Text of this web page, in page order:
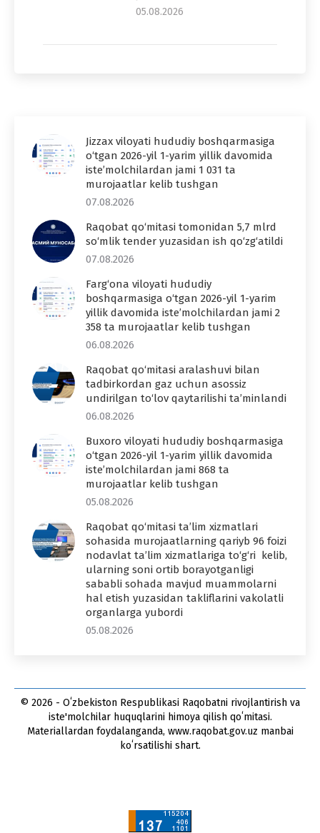
05.08.2026
Jizzax viloyati hududiy boshqarmasiga
o‘tgan 2026-yil 1-yarim yillik davomida
iste’molchilardan jami 1 031 ta
murojaatlar kelib tushgan
07.08.2026
Raqobat qo‘mitasi tomonidan 5,7 mlrd
so‘mlik tender yuzasidan ish qo‘zg‘atildi
07.08.2026
Farg‘ona viloyati hududiy
boshqarmasiga o‘tgan 2026-yil 1-yarim
yillik davomida iste’molchilardan jami 2
358 ta murojaatlar kelib tushgan
06.08.2026
Raqobat qo‘mitasi aralashuvi bilan
tadbirkordan gaz uchun asossiz
undirilgan to‘lov qaytarilishi ta’minlandi
06.08.2026
Buxoro viloyati hududiy boshqarmasiga
o‘tgan 2026-yil 1-yarim yillik davomida
iste’molchilardan jami 868 ta
murojaatlar kelib tushgan
05.08.2026
Raqobat qo‘mitasi ta’lim xizmatlari
sohasida murojaatlarning qariyb 96 foizi
nodavlat ta’lim xizmatlariga to‘g‘ri kelib,
ularning soni ortib borayotganligi
sababli sohada mavjud muammolarni
hal etish yuzasidan takliflarini vakolatli
organlarga yubordi
05.08.2026
© 2026 - Oʻzbekiston Respublikasi Raqobatni rivojlantirish va
iste'molchilar huquqlarini himoya qilish qoʻmitasi.
Materiallardan foydalanganda, www.raqobat.gov.uz manbai
koʻrsatilishi shart.